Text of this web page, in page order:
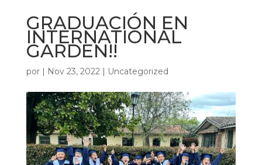
GRADUACIÓN EN
INTERNATIONAL
GARDEN!!
por | Nov 23, 2022| Uncategorized